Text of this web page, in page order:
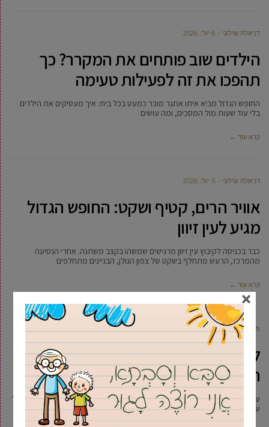
דניאלה שילוני 6 יולי, 2026
הילדים שוב פותחים את המקרר? כך
תהפכו את זה לפעילות טעימה
החופש הגדול מביא איתו אתגר מוכר כמעט בכל בית: איך מעסיקים את הילדים
בלי עוד שעות מול המסכים, ומה עושים
קרא עוד ←
דניאלה שילוני 5 יולי, 2026
אוויר הרים, קטיף ושקט: החופש הגדול
מגיע לעין זיוון
כבר בכניסה לקיבוץ עין זיוון מרגישים שמשהו בקצב משתנה. אחרי הנסיעה
מהמרכז, הרעש מתחלף בשקט של צפון הגולן, הבניינים מתחלפים
קרא עוד ←
מקומונט גבעת שמואל 1 יולי, 2026
לתקופת מוגבלת: שעות פעילות פארק
המזרקות בגבעת שמואל מתעדכנות
עם תחילתו של חודש יולי ויציאת כ-7,000 ילדי מערכת החינוך בעיר לחופש הגדול
עדכנה עיריית גבעת שמואל את שעות פעילות
×